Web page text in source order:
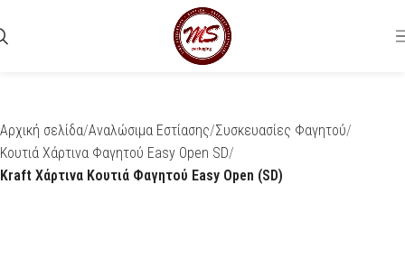
Αρχική σελίδα Αναλώσιμα Εστίασης Συσκευασίες Φαγητού
Κουτιά Χάρτινα Φαγητού Easy Open SD
Kraft Χάρτινα Κουτιά Φαγητού Easy Open (SD)